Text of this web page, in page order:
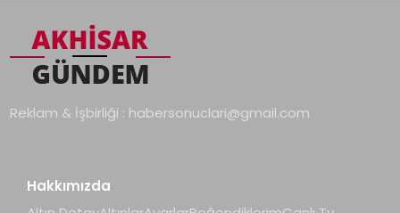
Reklam & İşbirliği : habersonuclari@gmail.com
Hakkımızda